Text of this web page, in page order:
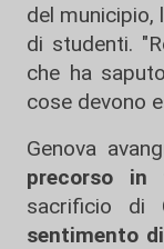
del municipio,
di studenti.
che ha
cose devono
Genova
precorso in
sacrificio di
sentimento